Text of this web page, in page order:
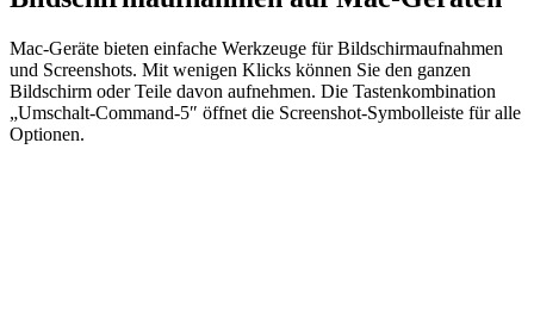
Mac-Geräte bieten einfache Werkzeuge für Bildschirmaufnahmen
und Screenshots. Mit wenigen Klicks können Sie den ganzen
Bildschirm oder Teile davon aufnehmen. Die Tastenkombination
„Umschalt-Command-5″ öffnet die Screenshot-Symbolleiste für alle
Optionen.